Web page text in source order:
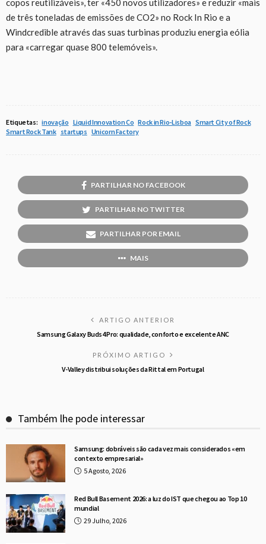
copos reutilizáveis», ter «450 novos utilizadores» e reduzir «mais
de três toneladas de emissões de CO2» no Rock In Rio e a
Windcredible através das suas turbinas produziu energia eólia
para «carregar quase 800 telemóveis».
Etiquetas: inovação Liquid Innovation Co Rock in Rio-Lisboa Smart City of Rock
Smart Rock Tank startups Unicorn Factory
PARTILHAR NO FACEBOOK
PARTILHAR NO TWITTER
PARTILHAR POR EMAIL
MAIS
ARTIGO ANTERIOR
Samsung Galaxy Buds4 Pro: qualidade, conforto e excelente ANC
PRÓXIMO ARTIGO
V-Valley distribui soluções da Rittal em Portugal
Também lhe pode interessar
Samsung: dobráveis são cada vez mais considerados «em
contexto empresarial»
5 Agosto, 2026
Red Bull Basement 2026: a luz do IST que chegou ao Top 10
mundial
29 Julho, 2026